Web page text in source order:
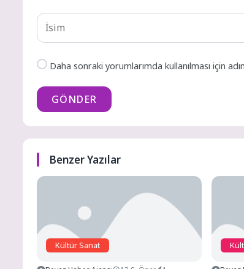
Daha sonraki yorumlarımda kullanılması için
GÖNDER
Benzer Yazılar
Kültür Sanat